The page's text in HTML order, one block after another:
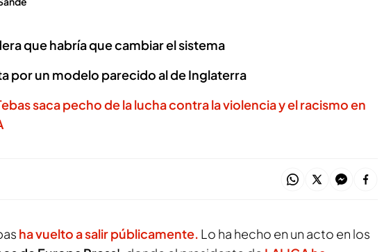
que habría que cambiar el sistema
por un modelo parecido al de Inglaterra
saca pecho de la lucha contra la violencia y el racismo en
ha vuelto a salir públicamente. Lo ha hecho en un acto en los